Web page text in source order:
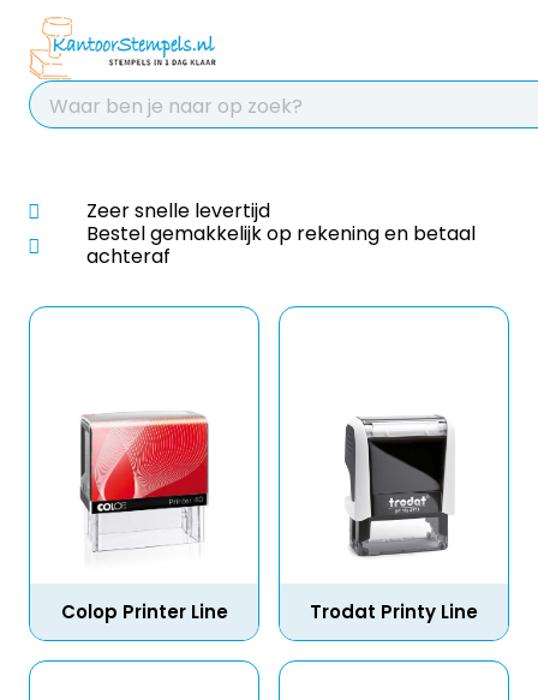
Chat 24/7 met
Zeer snelle levertijd
Bestel gemakkelijk op rekening en betaal
achteraf
Colop Printer Line Trodat Printy Line